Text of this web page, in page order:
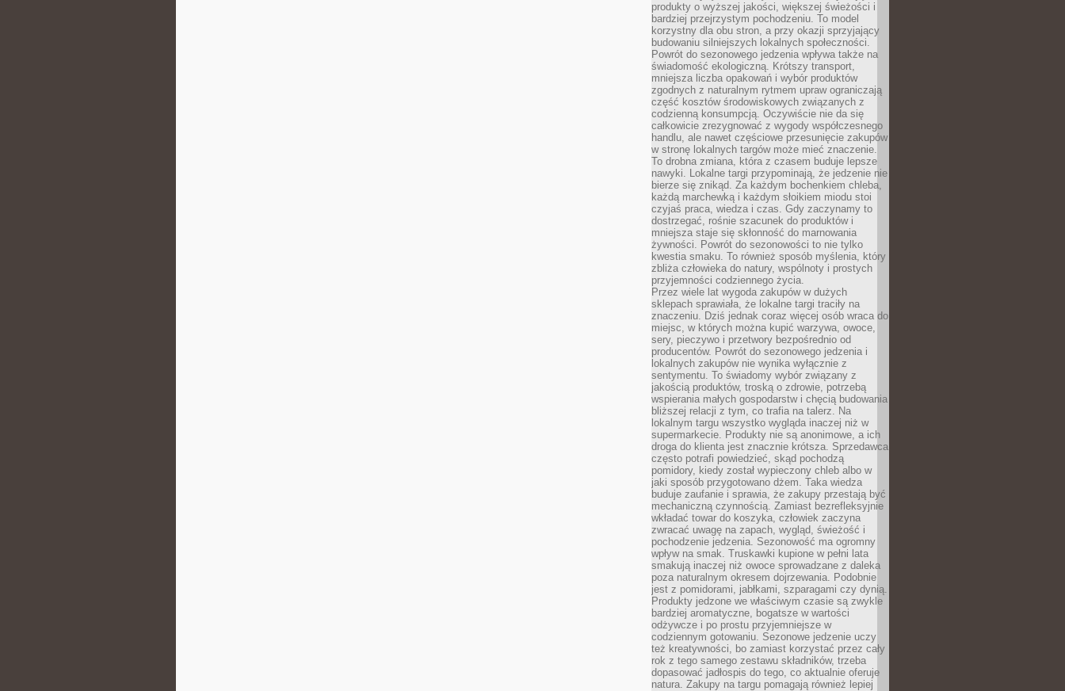
produkty o wyższej jakości, większej świeżości i
bardziej przejrzystym pochodzeniu. To model
korzystny dla obu stron, a przy okazji sprzyjający
budowaniu silniejszych lokalnych społeczności.
Powrót do sezonowego jedzenia wpływa także na
świadomość ekologiczną. Krótszy transport,
mniejsza liczba opakowań i wybór produktów
zgodnych z naturalnym rytmem upraw ograniczają
część kosztów środowiskowych związanych z
codzienną konsumpcją. Oczywiście nie da się
całkowicie zrezygnować z wygody współczesnego
handlu, ale nawet częściowe przesunięcie zakupów
w stronę lokalnych targów może mieć znaczenie.
To drobna zmiana, która z czasem buduje lepsze
nawyki. Lokalne targi przypominają, że jedzenie nie
bierze się znikąd. Za każdym bochenkiem chleba,
każdą marchewką i każdym słoikiem miodu stoi
czyjaś praca, wiedza i czas. Gdy zaczynamy to
dostrzegać, rośnie szacunek do produktów i
mniejsza staje się skłonność do marnowania
żywności. Powrót do sezonowości to nie tylko
kwestia smaku. To również sposób myślenia, który
zbliża człowieka do natury, wspólnoty i prostych
przyjemności codziennego życia.
Przez wiele lat wygoda zakupów w dużych
sklepach sprawiała, że lokalne targi traciły na
znaczeniu. Dziś jednak coraz więcej osób wraca do
miejsc, w których można kupić warzywa, owoce,
sery, pieczywo i przetwory bezpośrednio od
producentów. Powrót do sezonowego jedzenia i
lokalnych zakupów nie wynika wyłącznie z
sentymentu. To świadomy wybór związany z
jakością produktów, troską o zdrowie, potrzebą
wspierania małych gospodarstw i chęcią budowania
bliższej relacji z tym, co trafia na talerz. Na
lokalnym targu wszystko wygląda inaczej niż w
supermarkecie. Produkty nie są anonimowe, a ich
droga do klienta jest znacznie krótsza. Sprzedawca
często potrafi powiedzieć, skąd pochodzą
pomidory, kiedy został wypieczony chleb albo w
jaki sposób przygotowano dżem. Taka wiedza
buduje zaufanie i sprawia, że zakupy przestają być
mechaniczną czynnością. Zamiast bezrefleksyjnie
wkładać towar do koszyka, człowiek zaczyna
zwracać uwagę na zapach, wygląd, świeżość i
pochodzenie jedzenia. Sezonowość ma ogromny
wpływ na smak. Truskawki kupione w pełni lata
smakują inaczej niż owoce sprowadzane z daleka
poza naturalnym okresem dojrzewania. Podobnie
jest z pomidorami, jabłkami, szparagami czy dynią.
Produkty jedzone we właściwym czasie są zwykle
bardziej aromatyczne, bogatsze w wartości
odżywcze i po prostu przyjemniejsze w
codziennym gotowaniu. Sezonowe jedzenie uczy
też kreatywności, bo zamiast korzystać przez cały
rok z tego samego zestawu składników, trzeba
dopasować jadłospis do tego, co aktualnie oferuje
natura. Zakupy na targu pomagają również lepiej